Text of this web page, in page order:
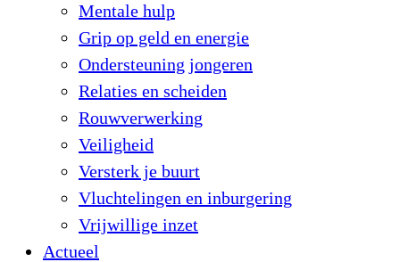
Mentale hulp
Grip op geld en energie
Ondersteuning jongeren
Relaties en scheiden
Rouwverwerking
Veiligheid
Versterk je buurt
Vluchtelingen en inburgering
Vrijwillige inzet
Actueel